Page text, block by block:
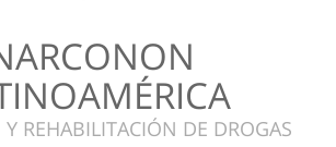
REHABILITACIÓN DE DROGAS